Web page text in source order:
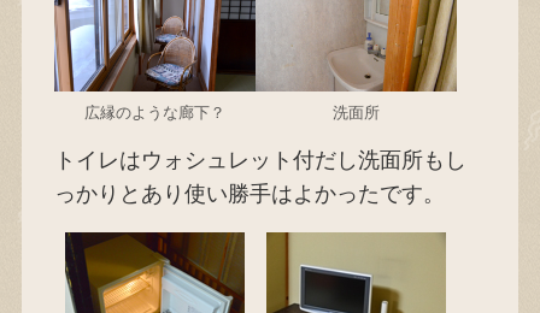
広縁のような廊下？ 洗面所
トイレはウォシュレット付だし洗面所もし
っかりとあり使い勝手はよかったです。